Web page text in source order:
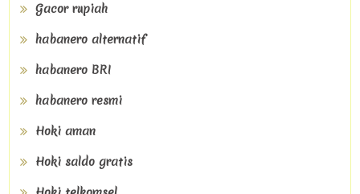
Gacor rupiah
habanero alternatif
habanero BRI
habanero resmi
Hoki aman
Hoki saldo gratis